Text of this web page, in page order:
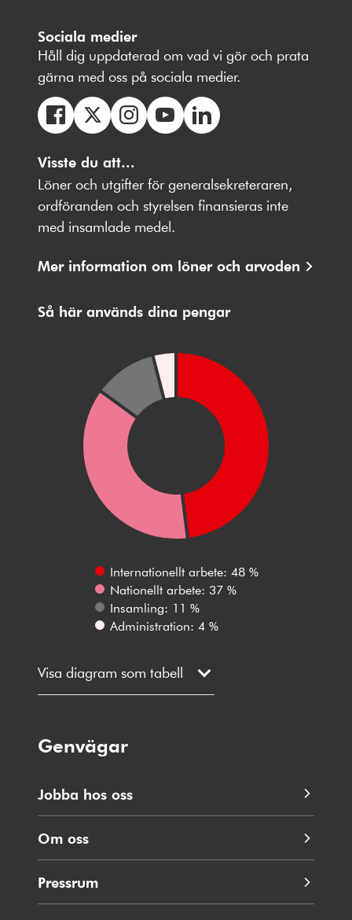
Sociala medier
Håll dig uppdaterad om vad vi gör och prata
gärna med oss på sociala medier.
oss
på
Facebbok
oss
på
oss
på
Instagram
på
Youtube
på
LinkedIn
Visste du att...
Löner och utgifter för generalsekreteraren,
ordföranden och styrelsen finansieras inte
med insamlade medel.
Mer information om löner och arvoden
Så här används dina pengar
Internationellt arbete: 48 %
Nationellt arbete: 37 %
Insamling: 11 %
Administration: 4 %
Visa diagram som tabell
Genvägar
Jobba hos oss
Om oss
Pressrum